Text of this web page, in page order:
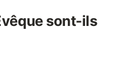
sont-ils